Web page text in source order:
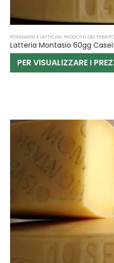
FORMAGGI E LATTICINI PRODOTTI DEL
Latteria Montasio 60gg
PER VISUALIZZARE I